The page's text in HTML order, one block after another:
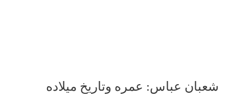
شعبان عباس: عمره وتاريخ ميلاده